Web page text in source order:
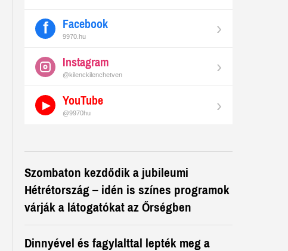
Facebook
9970.hu ›
Instagram
@kilenckilenchetven ›
YouTube
@9970hu ›
Szombaton kezdődik a jubileumi
Hétrétország – idén is színes programok
várják a látogatókat az Őrségben
Dinnyével és fagylalttal lepték meg a